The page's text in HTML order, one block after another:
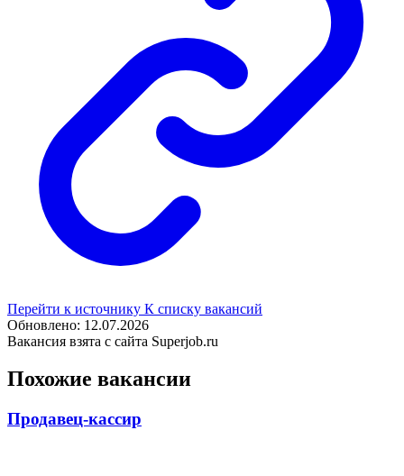
Перейти к источнику К списку вакансий
Обновлено: 12.07.2026
Вакансия взята с сайта Superjob.ru
Похожие вакансии
Продавец-кассир